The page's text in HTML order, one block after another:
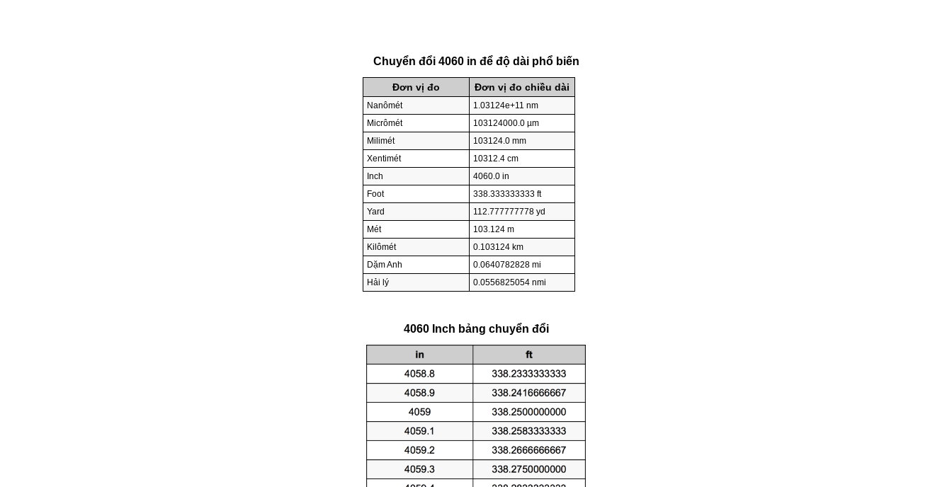
Chuyển đổi 4060 in để độ dài phổ biến
Đơn vị đo Đơn vị đo chiều dài
Nanômét
1.03124e+11 nm
Micrômét
103124000.0 µm
Milimét
103124.0 mm
Xentimét
10312.4 cm
Inch
4060.0 in
Foot
338.333333333 ft
Yard
112.777777778 yd
Mét
103.124 m
Kilômét
0.103124 km
Dặm Anh
0.0640782828 mi
Hải lý
0.0556825054 nmi
4060 Inch bảng chuyển đổi